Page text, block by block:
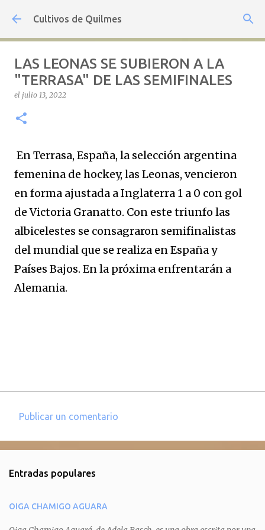
Ir al contenido principal
Cultivos de Quilmes
LAS LEONAS SE SUBIERON A LA
"TERRASA" DE LAS SEMIFINALES
el julio 13, 2022
En Terrasa, España, la selección argentina
femenina de hockey, las Leonas, vencieron
en forma ajustada a Inglaterra 1 a 0 con gol
de Victoria Granatto. Con este triunfo las
albicelestes se consagraron semifinalistas
del mundial que se realiza en España y
Países Bajos. En la próxima enfrentarán a
Alemania.
e
t
Publicar un comentario
Entradas populares
OIGA CHAMIGO AGUARA